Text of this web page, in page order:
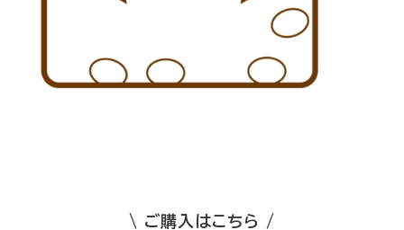
\ ご購入はこちら /